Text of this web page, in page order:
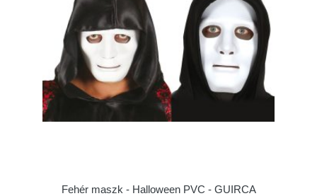
Fehér maszk - Halloween PVC - GUIRCA